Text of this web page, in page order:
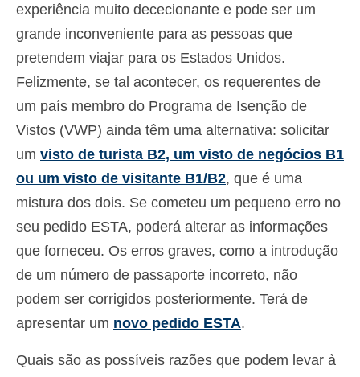
Eesti(Estoniano)
Finlandês
Français (Francês)
Deutsch(Alemão)
Ελληνικά
עברית(Hebraico)
Magyar (Húngaro)
日本語(Japonês)
한국어(Coreano)
experiência muito dececionante e pode ser um
grande inconveniente para as pessoas que
pretendem viajar para os Estados Unidos.
Felizmente, se tal acontecer, os requerentes de
um país membro do Programa de Isenção de
Vistos (VWP) ainda têm uma alternativa: solicitar
um visto de turista B2, um visto de negócios B1
ou um visto de visitante B1/B2, que é uma
mistura dos dois. Se cometeu um pequeno erro no
seu pedido ESTA, poderá alterar as informações
que forneceu. Os erros graves, como a introdução
de um número de passaporte incorreto, não
podem ser corrigidos posteriormente. Terá de
apresentar um novo pedido ESTA.
Quais são as possíveis razões que podem levar à